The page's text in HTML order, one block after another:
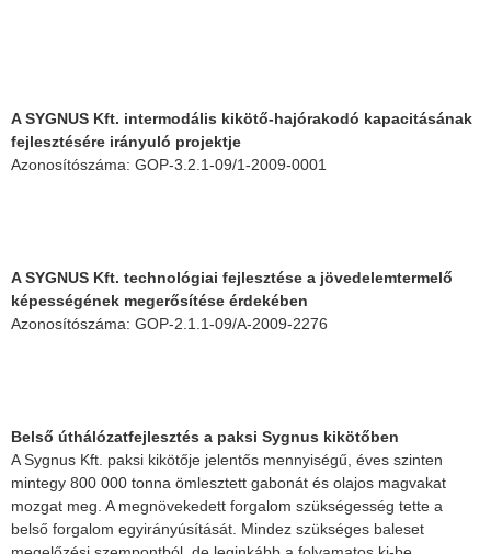
A SYGNUS Kft. intermodális kikötő-hajórakodó kapacitásának
fejlesztésére irányuló projektje
Azonosítószáma: GOP-3.2.1-09/1-2009-0001
A SYGNUS Kft. technológiai fejlesztése a jövedelemtermelő
képességének megerősítése érdekében
Azonosítószáma: GOP-2.1.1-09/A-2009-2276
Belső úthálózatfejlesztés a paksi Sygnus kikötőben
A Sygnus Kft. paksi kikötője jelentős mennyiségű, éves szinten
mintegy 800 000 tonna ömlesztett gabonát és olajos magvakat
mozgat meg. A megnövekedett forgalom szükségesség tette a
belső forgalom egyirányúsítását. Mindez szükséges baleset